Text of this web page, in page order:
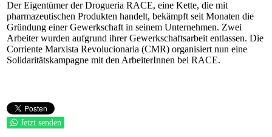
Der Eigentümer der Drogueria RACE, eine Kette, die mit
pharmazeutischen Produkten handelt, bekämpft seit Monaten die
Gründung einer Gewerkschaft in seinem Unternehmen. Zwei
Arbeiter wurden aufgrund ihrer Gewerkschaftsarbeit entlassen. Die
Corriente Marxista Revolucionaria (CMR) organisiert nun eine
Solidaritätskampagne mit den ArbeiterInnen bei RACE.
Jetzt senden